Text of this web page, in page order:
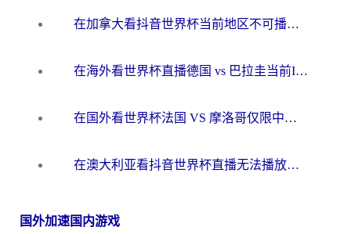
在加拿大看抖音世界杯当前地区不可播放？海外党体育观赛终极指南
在海外看世界杯直播德国 vs 巴拉圭当前IP受限制？这篇指南帮你轻松解决地区限制
在国外看世界杯法国 VS 摩洛哥仅限中国大陆？别让地域限制拦下你的欢呼
在澳大利亚看抖音世界杯直播无法播放？海外党体育观赛终极指南来了！
国外加速国内游戏